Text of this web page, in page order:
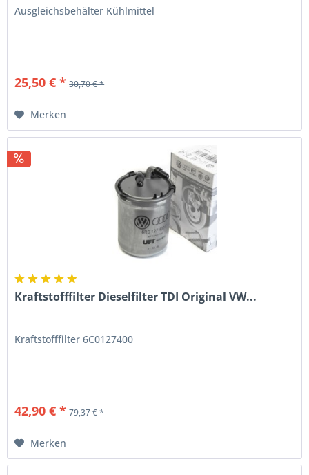
Ausgleichsbehälter Kühlmittel
25,50 € * 30,70 € *
Merken
Kraftstofffilter Dieselfilter TDI Original VW...
Kraftstofffilter 6C0127400
42,90 € * 79,37 € *
Merken